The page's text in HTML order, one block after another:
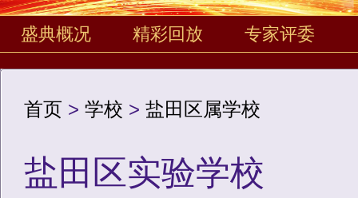
盛典概况 精彩回放 专家评委
首页 > 学校 > 盐田区属学校
盐田区实验学校